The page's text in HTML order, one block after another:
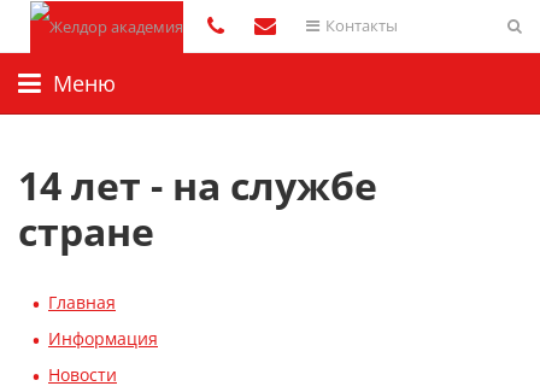
Контакты
Меню
14 лет - на службе
стране
Главная
Информация
Новости